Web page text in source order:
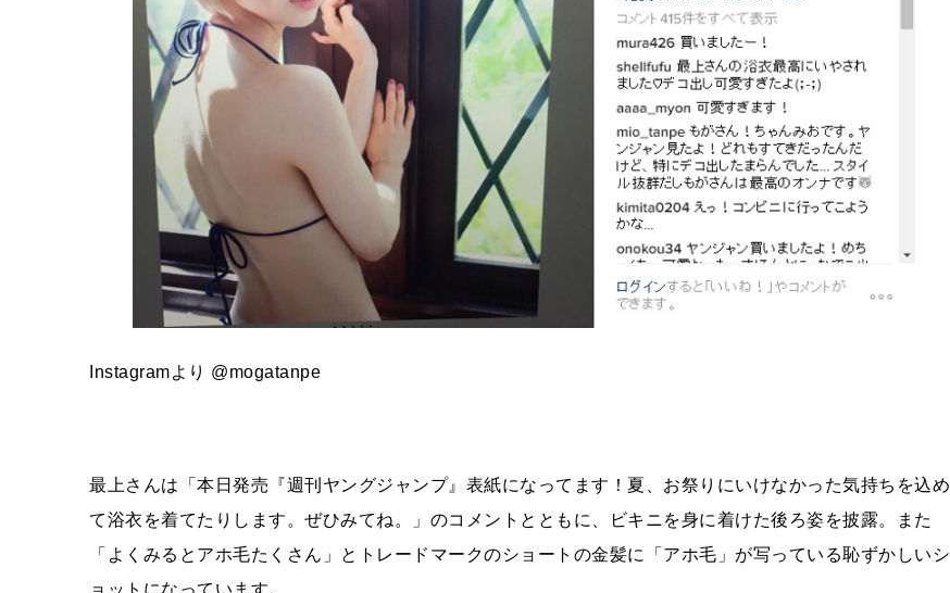
Instagramより @mogatanpe
最上さんは「本日発売『週刊ヤングジャンプ』表紙になってます！夏、お祭りにいけなかった気持ちを込め
て浴衣を着てたりします。ぜひみてね。」のコメントとともに、ビキニを身に着けた後ろ姿を披露。また
「よくみるとアホ毛たくさん」とトレードマークのショートの金髪に「アホ毛」が写っている恥ずかしいシ